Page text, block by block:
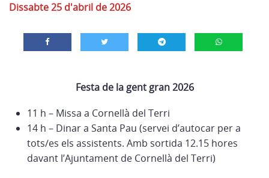
Dissabte 25 d'abril de 2026
Festa de la gent gran 2026
11 h – Missa a Cornellà del Terri
14 h – Dinar a Santa Pau (servei d’autocar per a
tots/es els assistents. Amb sortida 12.15 hores
davant l’Ajuntament de Cornellà del Terri)